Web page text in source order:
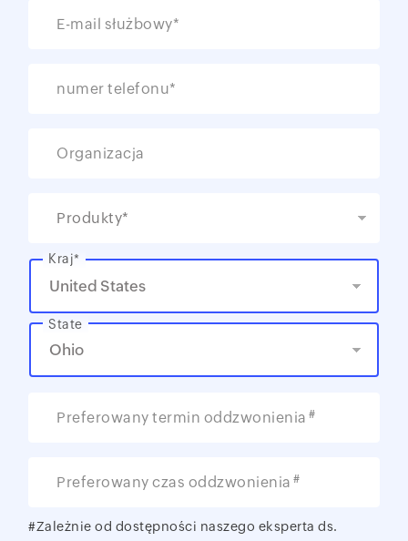
E-mail służbowy*
numer telefonu*
Organizacja
Produkty*
Kraj*
State
Preferowany termin oddzwonienia #
Preferowany czas oddzwonienia #
#Zależnie od dostępności naszego eksperta ds.